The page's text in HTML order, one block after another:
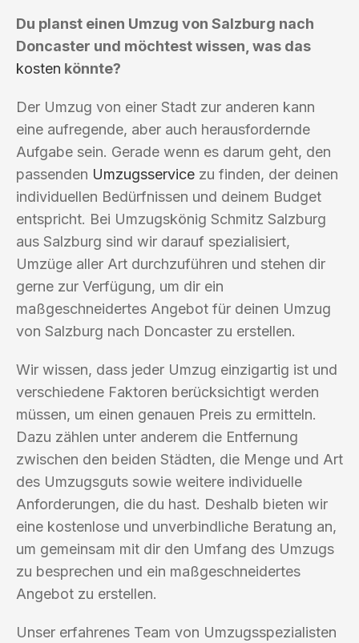
Du planst einen Umzug von Salzburg nach
Doncaster und möchtest wissen, was das
kosten könnte?
Der Umzug von einer Stadt zur anderen kann
eine aufregende, aber auch herausfordernde
Aufgabe sein. Gerade wenn es darum geht, den
passenden Umzugsservice zu finden, der deinen
individuellen Bedürfnissen und deinem Budget
entspricht. Bei Umzugskönig Schmitz Salzburg
aus Salzburg sind wir darauf spezialisiert,
Umzüge aller Art durchzuführen und stehen dir
gerne zur Verfügung, um dir ein
maßgeschneidertes Angebot für deinen Umzug
von Salzburg nach Doncaster zu erstellen.
Wir wissen, dass jeder Umzug einzigartig ist und
verschiedene Faktoren berücksichtigt werden
müssen, um einen genauen Preis zu ermitteln.
Dazu zählen unter anderem die Entfernung
zwischen den beiden Städten, die Menge und Art
des Umzugsguts sowie weitere individuelle
Anforderungen, die du hast. Deshalb bieten wir
eine kostenlose und unverbindliche Beratung an,
um gemeinsam mit dir den Umfang des Umzugs
zu besprechen und ein maßgeschneidertes
Angebot zu erstellen.
Unser erfahrenes Team von Umzugsspezialisten